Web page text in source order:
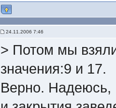
24.11.2006 7:46
> Потом мы
значения:9 и 17.
Верно. Надеюсь,